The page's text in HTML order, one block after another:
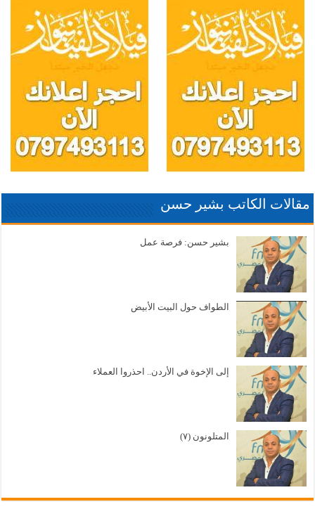
مقالات الكاتب بشير حسن
بشير حسن: فرصة عمل
الطواف حول البيت الأبيض
إلى الإخوة في الأردن.. احذروا العملاء
المتلونون (٧)